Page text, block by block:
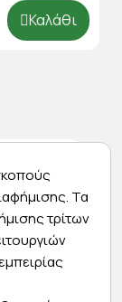
Καλάθι
και
Τα
τρίτων